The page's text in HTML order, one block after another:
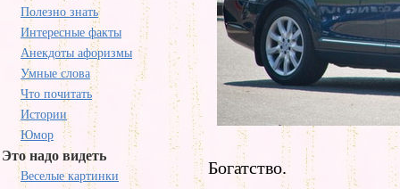
Полезно знать
Интересные факты
Анекдоты афоризмы
Умные слова
Что почитать
Истории
Юмор
Это надо видеть
Веселые картинки
Богатство.